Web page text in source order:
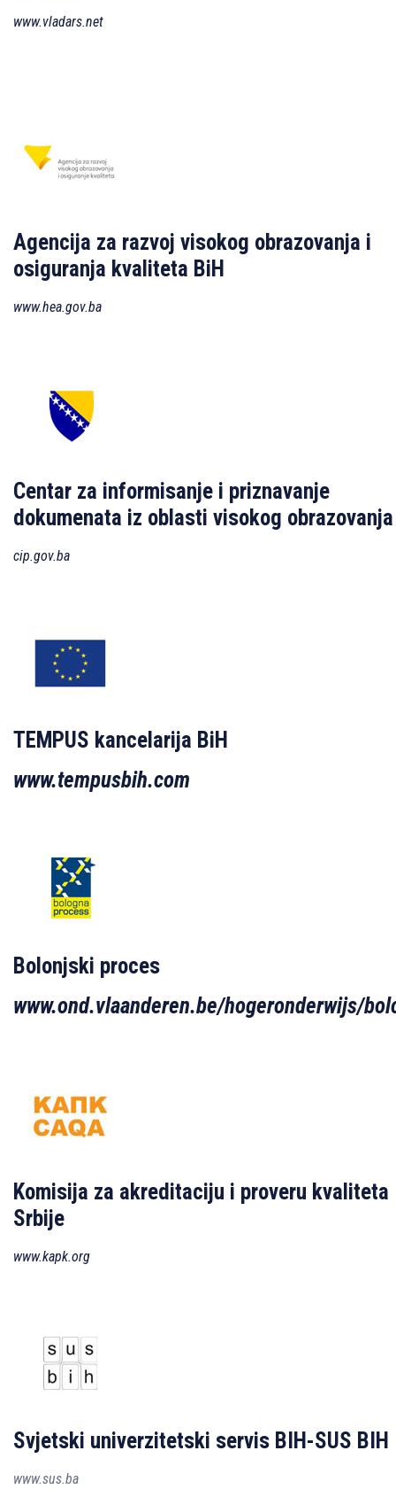
www.vladars.net
Agencija za razvoj visokog obrazovanja i
osiguranja kvaliteta BiH
www.hea.gov.ba
Centar za informisanje i priznavanje
dokumenata iz oblasti visokog obrazovanja
cip.gov.ba
TEMPUS kancelarija BiH
www.tempusbih.com
Bolonjski proces
www.ond.vlaanderen.be/hogeronderwijs/
Komisija za akreditaciju i proveru kvaliteta
Srbije
www.kapk.org
Svjetski univerzitetski servis BIH-SUS BIH
www.sus.ba